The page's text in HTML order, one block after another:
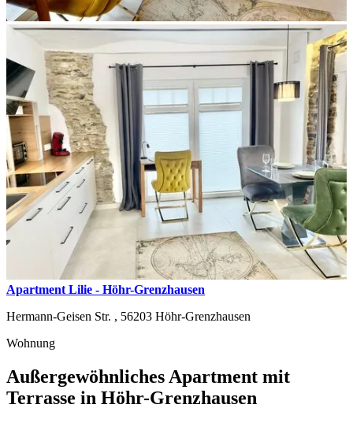
Apartment Lilie - Höhr-Grenzhausen
Hermann-Geisen Str. , 56203 Höhr-Grenzhausen
Wohnung
Außergewöhnliches Apartment mit
Terrasse in Höhr-Grenzhausen